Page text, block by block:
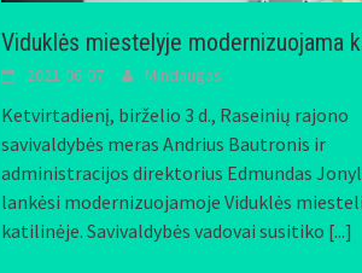
Viduklės miestelyje modernizuojama
2021-06-07 Mindaugas
Ketvirtadienį, birželio 3 d., Raseinių rajono
savivaldybės meras Andrius Bautronis ir
administracijos direktorius Edmundas
lankėsi modernizuojamoje Viduklės
katilinėje. Savivaldybės vadovai susitiko [...]